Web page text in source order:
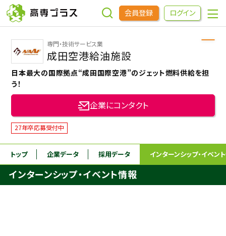
会員登録 ログイン
企業をさがす
インターンシップ・イベントをさがす
高専OBOGをさがす
高専プラスセミナー
専門・技術サービス業
成田空港給油施設
日本最大の国際拠点“成田国際空港”のジェット燃料供給を担
う！
企業にコンタクト
27年卒応募受付中
トップ 企業データ 採用データ インターンシップ・イベン
インターンシップ・イベント情報